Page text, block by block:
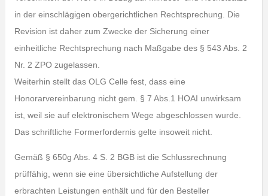
in der einschlägigen obergerichtlichen Rechtsprechung. Die
Revision ist daher zum Zwecke der Sicherung einer
einheitliche Rechtsprechung nach Maßgabe des § 543 Abs. 2
Nr. 2 ZPO zugelassen.
Weiterhin stellt das OLG Celle fest, dass eine
Honorarvereinbarung nicht gem. § 7 Abs.1 HOAI unwirksam
ist, weil sie auf elektronischem Wege abgeschlossen wurde.
Das schriftliche Formerfordernis gelte insoweit nicht.
Gemäß § 650g Abs. 4 S. 2 BGB ist die Schlussrechnung
prüffähig, wenn sie eine übersichtliche Aufstellung der
erbrachten Leistungen enthält und für den Besteller